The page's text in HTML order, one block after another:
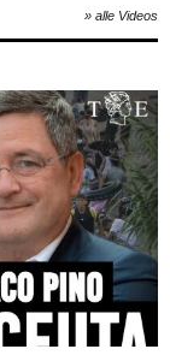
» alle Videos